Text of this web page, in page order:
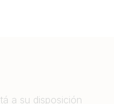
a su disposición